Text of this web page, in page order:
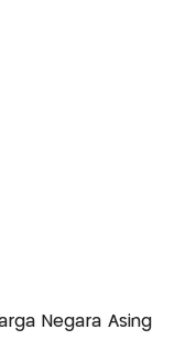
Negara Asing